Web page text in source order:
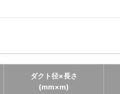
ダクト径×長さ
(mm×m)